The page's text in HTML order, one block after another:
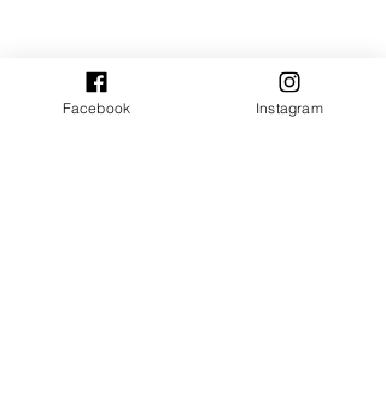
Facebook Instagram